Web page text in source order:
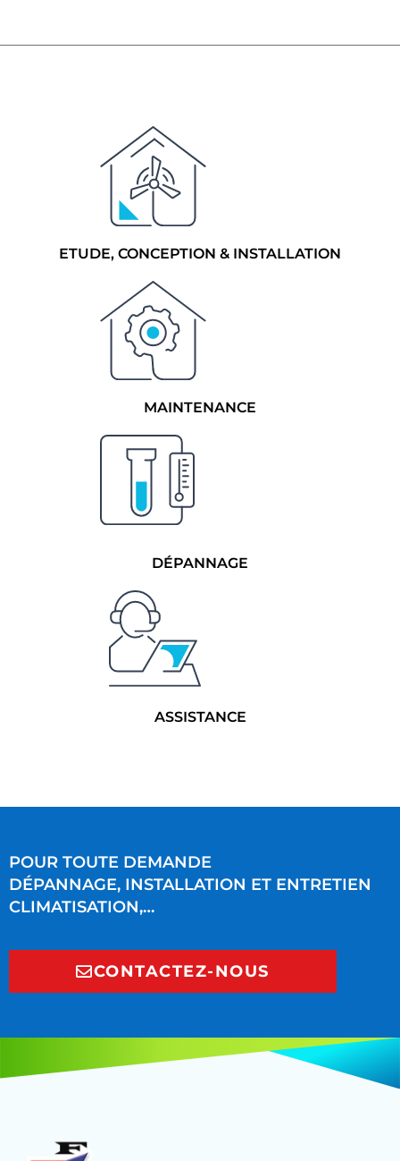
ETUDE, CONCEPTION & INSTALLATION
MAINTENANCE
DÉPANNAGE
ASSISTANCE
POUR TOUTE DEMANDE
DÉPANNAGE, INSTALLATION ET ENTRETIEN
CLIMATISATION,…
CONTACTEZ-NOUS